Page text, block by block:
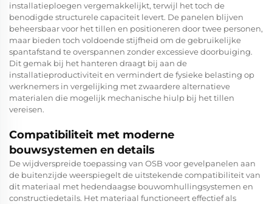
installatieploegen vergemakkelijkt, terwijl het toch de
benodigde structurele capaciteit levert. De panelen blijven
beheersbaar voor het tillen en positioneren door twee personen,
maar bieden toch voldoende stijfheid om de gebruikelijke
spantafstand te overspannen zonder excessieve doorbuiging.
Dit gemak bij het hanteren draagt bij aan de
installatieproductiviteit en vermindert de fysieke belasting op
werknemers in vergelijking met zwaardere alternatieve
materialen die mogelijk mechanische hiulp bij het tillen
vereisen.
Compatibiliteit met moderne
bouwsystemen en details
De wijdverspreide toepassing van OSB voor gevelpanelen aan
de buitenzijde weerspiegelt de uitstekende compatibiliteit van
dit materiaal met hedendaagse bouwomhullingsystemen en
constructiedetails. Het materiaal functioneert effectief als